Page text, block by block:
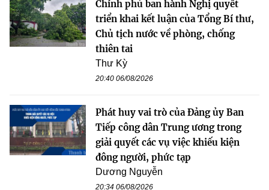
Chính phủ ban hành Nghị quyết
triển khai kết luận của Tổng Bí thư,
Chủ tịch nước về phòng, chống
thiên tai
Thư Kỳ
20:40 06/08/2026
Phát huy vai trò của Đảng ủy Ban
Tiếp công dân Trung ương trong
giải quyết các vụ việc khiếu kiện
đông người, phức tạp
Dương Nguyễn
20:34 06/08/2026